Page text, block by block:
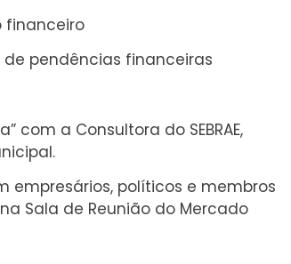
financeiro
de pendências financeiras
com a Consultora do SEBRAE,
empresários, políticos e membros
Sala de Reunião do Mercado